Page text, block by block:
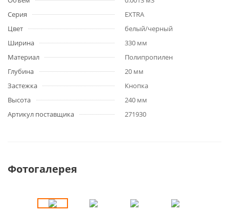
Серия
EXTRA
Цвет
белый/черный
Ширина
330 мм
Материал
Полипропилен
Глубина
20 мм
Застежка
Кнопка
Высота
240 мм
Артикул поставщика
271930
Фотогалерея